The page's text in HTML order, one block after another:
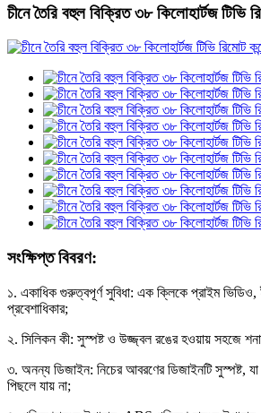
চীনে তৈরি বহুল বিক্রিত ৩৮ কিলোহার্টজ টিভি
সংক্ষিপ্ত বিবরণ:
১. একাধিক গুরুত্বপূর্ণ সুবিধা: এক ক্লিকে প্রাইম ভিডিও,
প্রবেশাধিকার;
২. সিলিকন কী: সুস্পষ্ট ও উজ্জ্বল রঙের হওয়ায় সহজে
৩. অনন্য ডিজাইন: নিচের আবরণের ডিজাইনটি সুস্পষ্ট,
পিছলে যায় না;